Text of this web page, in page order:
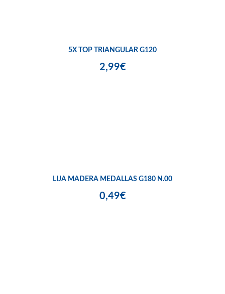
5X TOP TRIANGULAR G120
2,99€
LIJA MADERA MEDALLAS G180 N.00
0,49€